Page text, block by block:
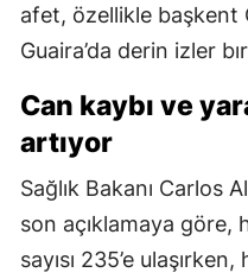
afet, özellikle başkent
Guaira’da derin izler
Can kaybı ve
artıyor
Sağlık Bakanı Carlos
son açıklamaya göre,
sayısı 235’e